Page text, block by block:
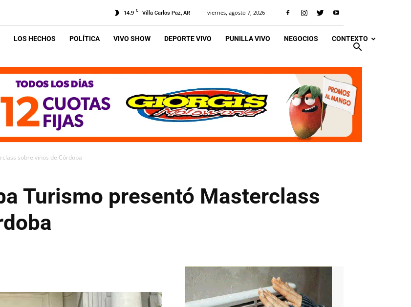
14.9 C Villa Carlos Paz, AR viernes, agosto 7, 2026
LOS HECHOS POLÍTICA VIVO SHOW DEPORTE VIVO PUNILLA VIVO NEGOCIOS CONTEXTO
sobre vinos de Córdoba
Turismo presentó Masterclass